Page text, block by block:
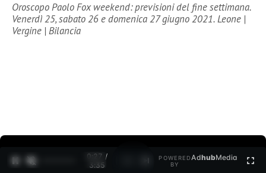
Oroscopo Paolo Fox weekend: previsioni del fine settimana.
Venerdì 25, sabato 26 e domenica 27 giugno 2021. Leone |
Vergine | Bilancia
0:27 /
3:35
POWERED
BY
AdhubMedia